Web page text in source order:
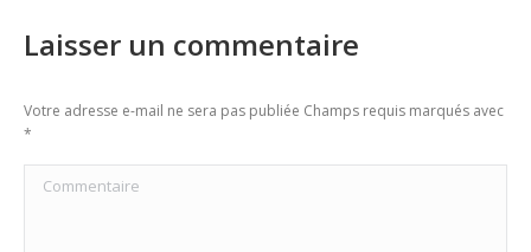
Laisser un commentaire
Votre adresse e-mail ne sera pas publiée Champs requis marqués avec
*
Commentaire